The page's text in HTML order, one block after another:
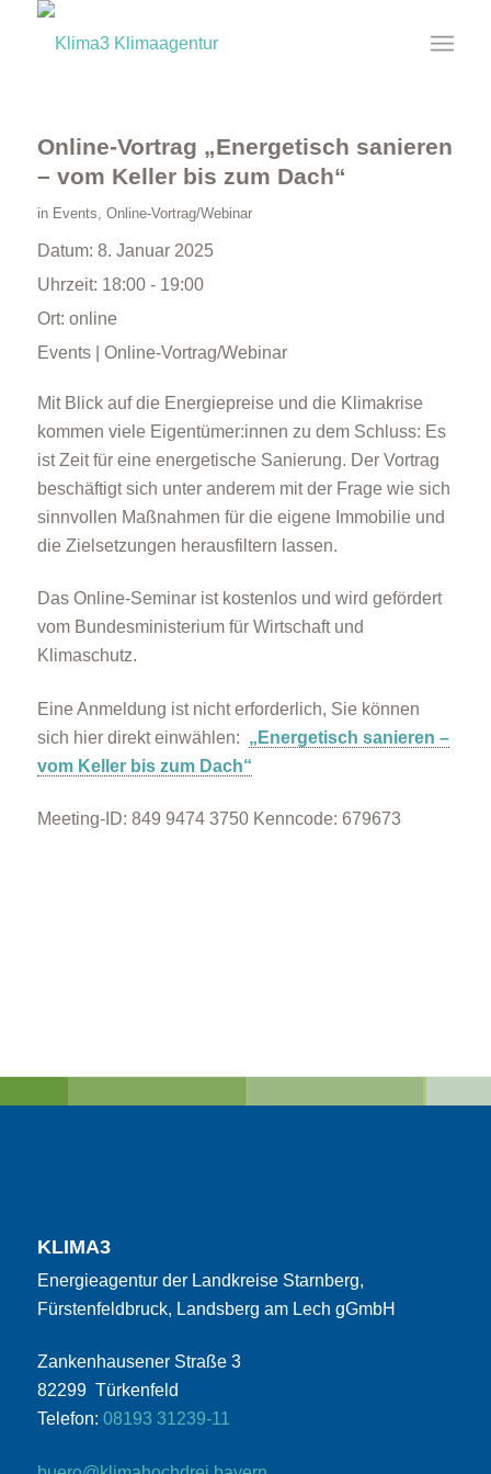
Online-Vortrag „Energetisch sanieren
– vom Keller bis zum Dach“
in Events, Online-Vortrag/Webinar
Datum: 8. Januar 2025
Uhrzeit: 18:00 - 19:00
Ort: online
Events | Online-Vortrag/Webinar
Mit Blick auf die Energiepreise und die Klimakrise
kommen viele Eigentümer:innen zu dem Schluss: Es
ist Zeit für eine energetische Sanierung. Der Vortrag
beschäftigt sich unter anderem mit der Frage wie sich
sinnvollen Maßnahmen für die eigene Immobilie und
die Zielsetzungen herausfiltern lassen.
Das Online-Seminar ist kostenlos und wird gefördert
vom Bundesministerium für Wirtschaft und
Klimaschutz.
Eine Anmeldung ist nicht erforderlich, Sie können
sich hier direkt einwählen: „Energetisch sanieren –
vom Keller bis zum Dach“
Meeting-ID: 849 9474 3750 Kenncode: 679673
KLIMA3
Energieagentur der Landkreise Starnberg,
Fürstenfeldbruck, Landsberg am Lech gGmbH
Zankenhausener Straße 3
82299 Türkenfeld
Telefon: 08193 31239-11